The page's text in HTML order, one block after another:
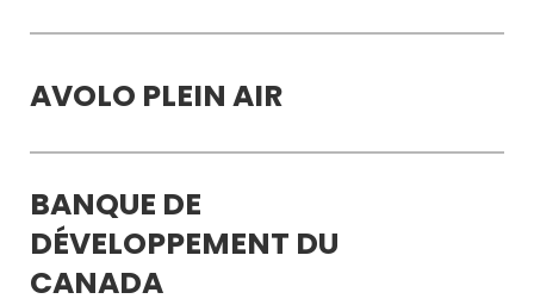
AVOLO PLEIN AIR
BANQUE DE
DÉVELOPPEMENT DU
CANADA